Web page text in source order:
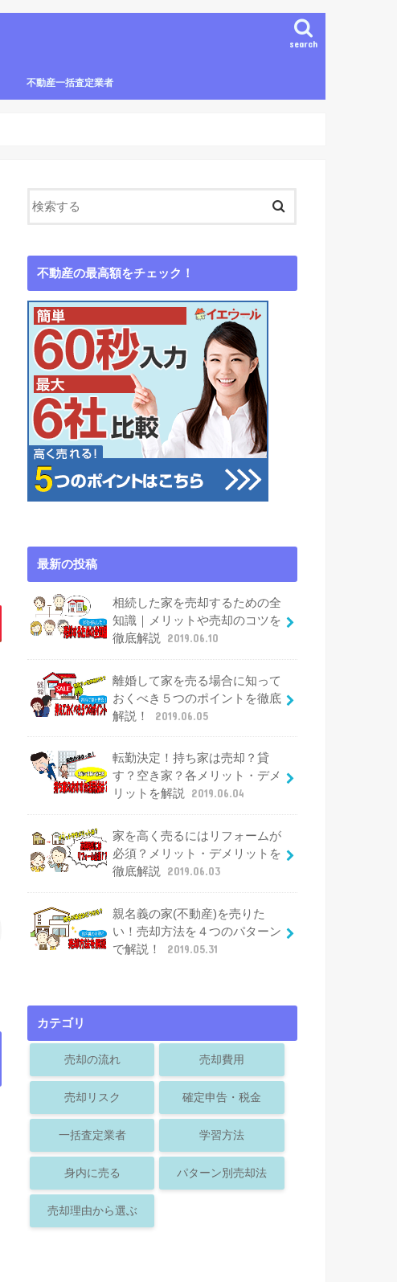
search
不動産一括査定業者
不動産の最高額をチェック！
最新の投稿
相続した家を売却するための全
知識｜メリットや売却のコツを
徹底解説
2019.06.10
離婚して家を売る場合に知って
おくべき５つのポイントを徹底
解説！
2019.06.05
転勤決定！持ち家は売却？貸
す？空き家？各メリット・デメ
リットを解説 2019.06.04
家を高く売るにはリフォームが
必須？メリット・デメリットを
徹底解説
2019.06.03
親名義の家(不動産)を売りた
い！売却方法を４つのパターン
で解説！
2019.05.31
カテゴリ
売却の流れ 売却費用
売却リスク 確定申告・税金
一括査定業者 学習方法
身内に売る パターン別売却法
売却理由から選ぶ